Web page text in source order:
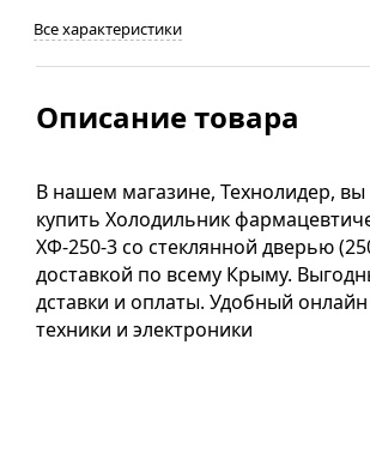
Все характеристики
Описание товара
В нашем магазине, Технолидер,
купить Холодильник
ХФ-250-3 со стеклянной дверью
доставкой по всему Крыму.
дставки и оплаты. Удобный
техники и электроники